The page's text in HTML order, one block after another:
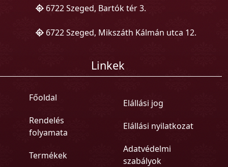
6722 Szeged, Bartók tér 3.
6722 Szeged, Mikszáth Kálmán utca 12.
Linkek
Főoldal
Rendelés
folyamata
Termékek
Elállási jog
Elállási nyilatkozat
Adatvédelmi
szabályok